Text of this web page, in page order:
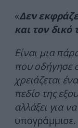
«Δεν
και τον δικό
Είναι μια
που οδήγησε
χρειάζεται
πεδίο της
αλλάξει για
υπογράμμισε.